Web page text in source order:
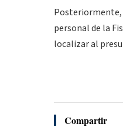
Posteriormente,
personal de la
localizar al
Compartir